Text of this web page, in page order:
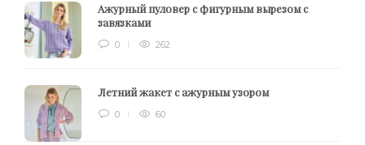
Ажурный пуловер с фигурным вырезом с
завязками
0 262
Летний жакет с ажурным узором
0 60